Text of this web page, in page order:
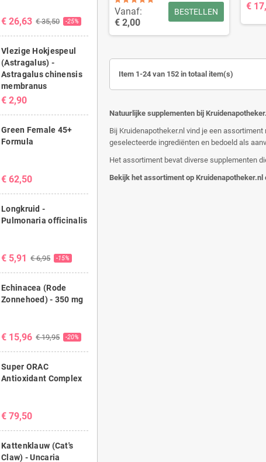
€ 26,63 € 35,50 -25%
Vlezige Hokjespeul
(Astragalus) -
Astragalus chinensis
membranus
€ 2,90
Green Female 45+
Formula
€ 62,50
Longkruid -
Pulmonaria officinalis
€ 5,91 € 6,95 -15%
Echinacea (Rode
Zonnehoed) - 350 mg
€ 15,96 € 19,95 -20%
Super ORAC
Antioxidant Complex
€ 79,50
Kattenklauw (Cat's
Claw) - Uncaria
Vanaf:
€ 2,00
BESTELLEN €
Item 1-24 van 152 in totaal item(s)
Natuurlijke supplementen bij
Bij Kruidenapotheker.nl vind je een
geselecteerde ingrediënten en bedoeld als
Het assortiment bevat diverse supplementen
Bekijk het assortiment op